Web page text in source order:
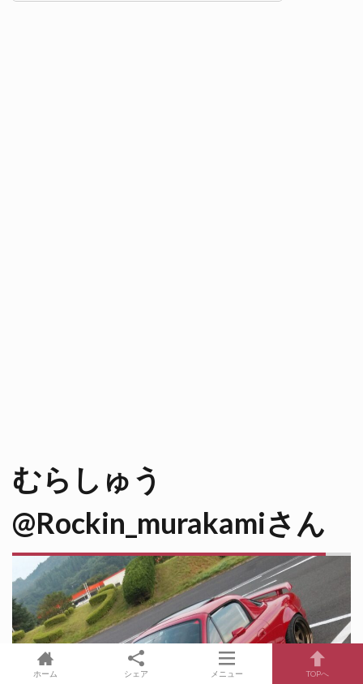
むらしゅう
@Rockin_murakamiさん
ホーム シェア メニュー TOPへ